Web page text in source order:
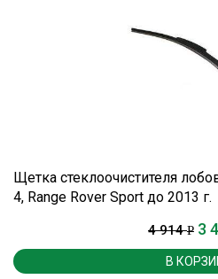
Щетка стеклоочистителя
4, Range Rover Sport до 2013 г.
4 914Р 3
В